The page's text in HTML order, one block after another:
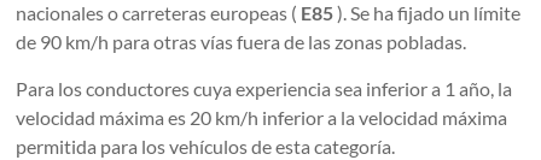
nacionales o carreteras europeas ( E85). Se ha fijado un límite
de 90 km/h para otras vías fuera de las zonas pobladas.
Para los conductores cuya experiencia sea inferior a 1 año, la
velocidad máxima es 20 km/h inferior a la velocidad máxima
permitida para los vehículos de esta categoría.